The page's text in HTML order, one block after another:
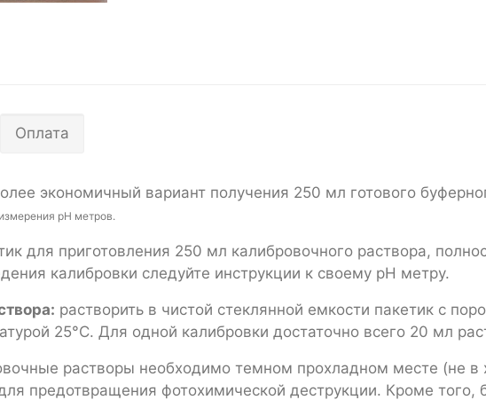
Оплата
экономичный вариант получения 250 мл готового
pH метров.
для приготовления 250 мл калибровочного раствора,
калибровки следуйте инструкции к своему pH метру.
растворить в чистой стеклянной емкости пакетик с
25°C. Для одной калибровки достаточно всего 20 мл
растворы необходимо темном прохладном месте (не
предотвращения фотохимической деструкции. Кроме